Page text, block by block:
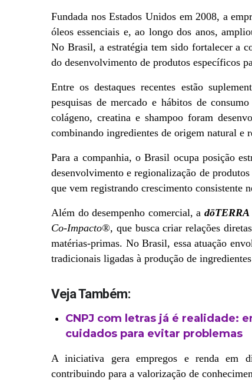
Fundada nos Estados Unidos em 2008, a
óleos essenciais e, ao longo dos anos,
No Brasil, a estratégia tem sido fortalecer a
do desenvolvimento de produtos específicos
Entre os destaques recentes estão
pesquisas de mercado e hábitos de
colágeno, creatina e shampoo foram
combinando ingredientes de origem natural e
Para a companhia, o Brasil ocupa posição
desenvolvimento e regionalização de
que vem registrando crescimento consistente
Além do desempenho comercial, a dōTERRA
Co-Impacto®, que busca criar relações
matérias-primas. No Brasil, essa atuação
tradicionais ligadas à produção de
Veja Também:
CNPJ com letras já é realidade:
cuidados para evitar problemas
A iniciativa gera empregos e renda em
contribuindo para a valorização de